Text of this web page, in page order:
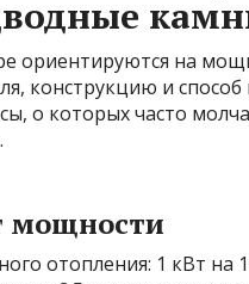
ориентируются на
конструкцию и
о которых часто
мощности
отопления: 1 кВт на